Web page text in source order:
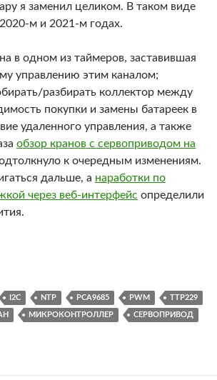
я заменил целиком. В таком виде
м и 2021-м годах.
в одном из таймеров, заставившая
управлению этим каналом;
разбирать коллектор между
покупки и замены батареек в
удаленного управления, а также
обзор кранов с сервоприводом на
к очередным изменениям.
дальше, а наработки по
через веб-интерфейс определили
поливного коллектора
I2C NTP PCA9685 PWM TTP229
МИКРОКОНТРОЛЛЕР СЕРВОПРИВОД